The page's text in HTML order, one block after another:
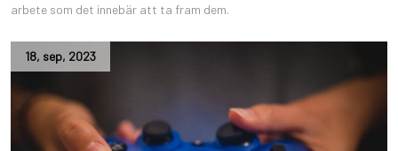
arbete som det innebär att ta fram dem.
18, sep, 2023